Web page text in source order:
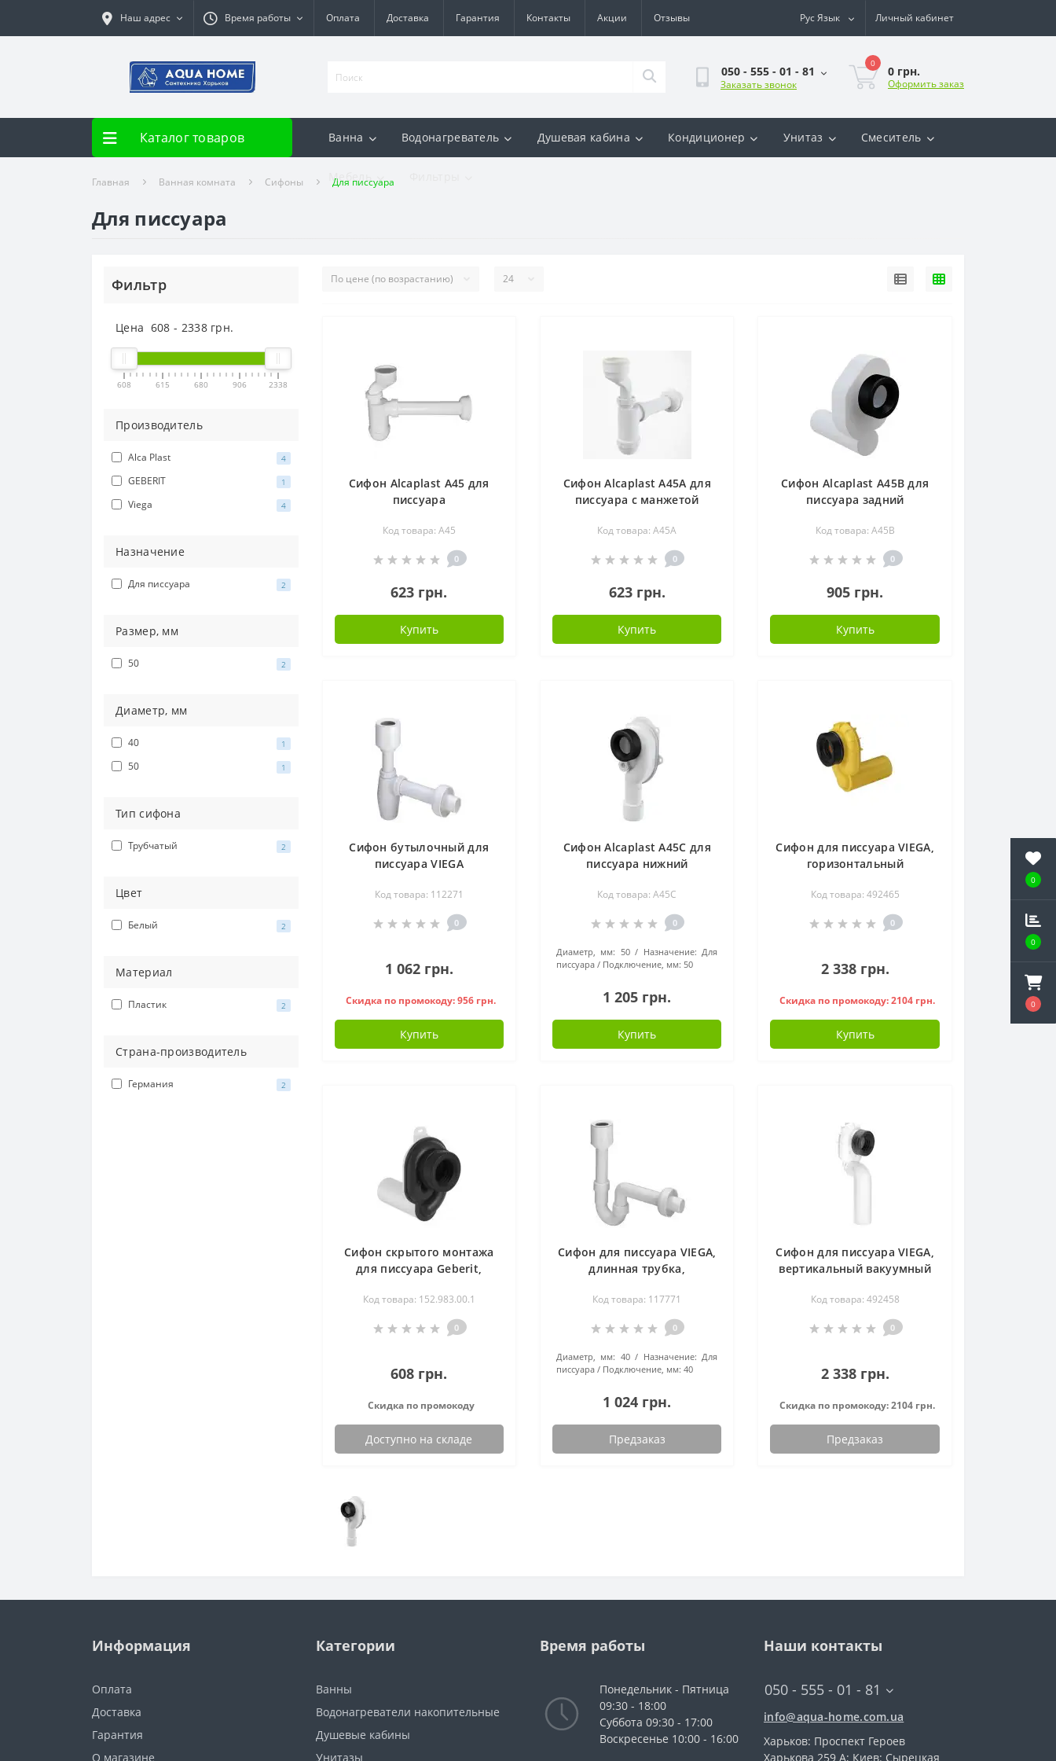
0
0
0
Наш адрес Время работы Оплата Доставка Гарантия Контакты Акции Отзывы РусЯзык Личный кабинет
050 - 555 - 01 - 81
Заказать звонок
0
0 грн.
Оформить заказ
Каталог товаров Ванна Водонагреватель Душевая кабина Кондиционер Унитаз Смеситель
Мебель
Главная Ванная комната Сифоны Для писсуара
Для писсуара
Фильтр
Цена 608 - 2338грн.
608 615 680 906 2338
Производитель
Alca Plast 4
GEBERIT 1
Viega 4
Назначение
Для писсуара 2
Размер, мм
50 2
Диаметр, мм
40 1
50 1
Тип сифона
Трубчатый 2
Цвет
Белый 2
Материал
Пластик 2
Страна-производитель
Германия 2
Сифон Alcaplast A45 для
писсуара
Код товара: A45
0
623 грн.
Купить
Сифон Alcaplast A45A для
писсуара с манжетой
Код товара: A45A
0
623 грн.
Купить
Сифон Alcaplast A45B для
писсуара задний
Код товара: A45B
0
905 грн.
Купить
Сифон бутылочный для
писсуара VIEGA
Код товара: 112271
0
1 062 грн.
Скидка по промокоду: 956 грн.
Купить
Сифон Alcaplast A45C для
писсуара нижний
Код товара: A45C
0
Диаметр, мм: 50 Назначение: Для
писсуара
Подключение, мм: 50
1 205 грн.
Купить
Сифон для писсуара VIEGA,
горизонтальный
Код товара: 492465
0
2 338 грн.
Скидка по промокоду: 2104 грн.
Купить
Сифон скрытого монтажа
для писсуара Geberit,
Код товара: 152.983.00.1
0
608 грн.
Скидка по промокоду
Доступно на складе
Сифон для писсуара VIEGA,
длинная трубка,
Код товара: 117771
0
Диаметр, мм: 40 Назначение: Для
писсуара
Подключение, мм: 40
1 024 грн.
Предзаказ
Сифон для писсуара VIEGA,
вертикальный вакуумный
Код товара: 492458
0
2 338 грн.
Скидка по промокоду: 2104 грн.
Предзаказ
Информация
Оплата
Доставка
Гарантия
О магазине
Категории
Ванны
Водонагреватели накопительные
Душевые кабины
Унитазы
Время работы
Понедельник - Пятница
09:30 - 18:00
Cуббота 09:30 - 17:00
Воскресенье 10:00 - 16:00
Наши контакты
050 - 555 - 01 - 81
info@aqua-home.com.ua
Харьков: Проспект Героев
Харькова 259 А; Киев: Сырецкая